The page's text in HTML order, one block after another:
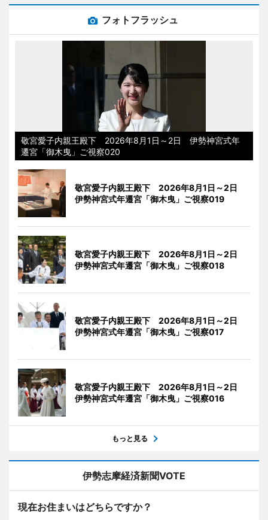
フォトフラッシュ
敬宮愛子内親王殿下 2026年8月1日～2日 伊勢神宮式年
遷宮「御木曳」ご視察020
敬宮愛子内親王殿下 2026年8月1日～2日
伊勢神宮式年遷宮「御木曳」ご視察019
敬宮愛子内親王殿下 2026年8月1日～2日
伊勢神宮式年遷宮「御木曳」ご視察018
敬宮愛子内親王殿下 2026年8月1日～2日
伊勢神宮式年遷宮「御木曳」ご視察017
敬宮愛子内親王殿下 2026年8月1日～2日
伊勢神宮式年遷宮「御木曳」ご視察016
もっと見る
伊勢志摩経済新聞VOTE
現在お住まいはどちらですか？